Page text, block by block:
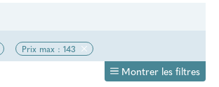
Prix max : 143
Montrer les filtres